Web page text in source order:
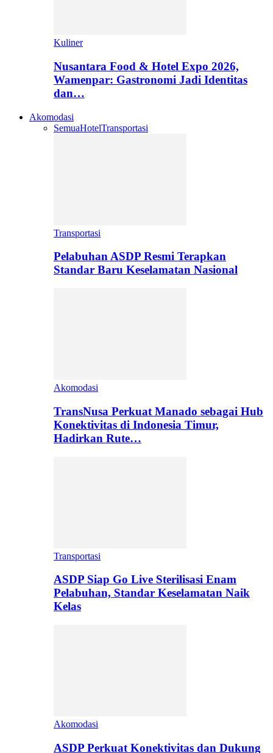
Kuliner
Nusantara Food & Hotel Expo 2026,
Wamenpar: Gastronomi Jadi Identitas
dan…
Akomodasi
SemuaHotelTransportasi
Transportasi
Pelabuhan ASDP Resmi Terapkan
Standar Baru Keselamatan Nasional
Akomodasi
TransNusa Perkuat Manado sebagai Hub
Konektivitas di Indonesia Timur,
Hadirkan Rute…
Transportasi
ASDP Siap Go Live Sterilisasi Enam
Pelabuhan, Standar Keselamatan Naik
Kelas
Akomodasi
ASDP Perkuat Konektivitas dan Dukung